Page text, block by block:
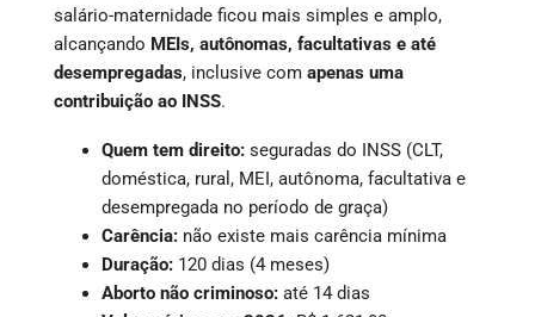
salário-maternidade ficou mais simples e amplo,
alcançando MEIs, autônomas, facultativas e até
desempregadas, inclusive com apenas uma
contribuição ao INSS.
Quem tem direito: seguradas do INSS (CLT,
doméstica, rural, MEI, autônoma, facultativa e
desempregada no período de graça)
Carência: não existe mais carência mínima
Duração: 120 dias (4 meses)
Aborto não criminoso: até 14 dias